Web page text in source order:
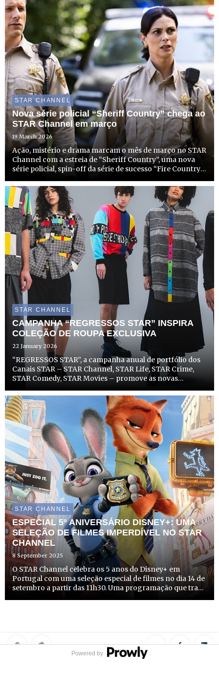
STAR CHANNEL
Nova série policial “Sheriff Country” chega ao
STAR Channel em março
19 March 2026
Ação, mistério e drama marcam o mês de março no STAR
Channel com a estreia de “Sheriff Country”, uma nova
série policial, spin-off da série de sucesso “Fire Country”.
não só começa a emitir esta nova e entusiasmante ...
STAR CHANNEL
CAMPANHA “REGRESSOS STAR” INSPIRA
COLEÇÃO DE ROUPA EXCLUSIVA
22 January 2026
“REGRESSOS STAR”, a campanha anual de portfólio dos
Canais STAR – STAR Channel, STAR Life, STAR Crime,
STAR Comedy, STAR Movies – promove as novas
um toque de nostalgia modernizada, para mostrar que
aquilo que nos ...
STAR CHANNEL
ESPECIAL 5º ANIVERSÁRIO DISNEY+: UMA
SELEÇÃO DE FILMES IMPERDÍVEL NO STAR
CHANNEL
8 September 2025
O STAR Channel celebra os 5 anos do Disney+ em
Portugal com uma seleção especial de filmes no dia 14 de
setembro a partir das 11h30. Uma programação que traz
Powered by